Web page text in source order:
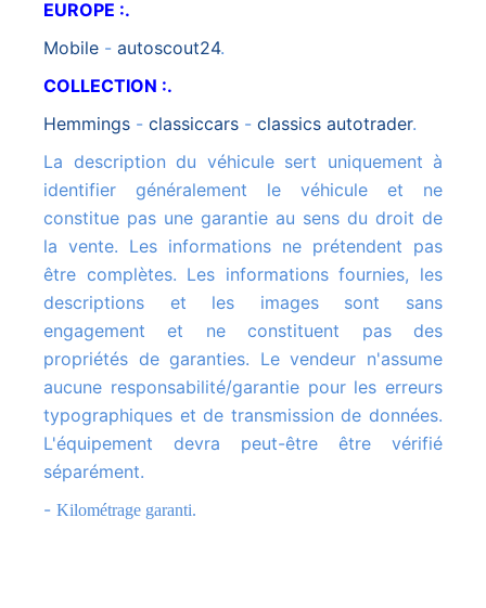
EUROPE :.
mobile - autoscout24.
COLLECTION :.
hemmings - classiccars - classics autotrader.
La description du véhicule sert uniquement à
identifier généralement le véhicule et ne
constitue pas une garantie au sens du droit de
la vente. Les informations ne prétendent pas
être complètes. Les informations fournies, les
descriptions et les images sont sans
engagement et ne constituent pas des
propriétés de garanties. Le vendeur n'assume
aucune responsabilité/garantie pour les erreurs
typographiques et de transmission de données.
L'équipement devra peut-être être vérifié
séparément.
Kilométrage garanti.